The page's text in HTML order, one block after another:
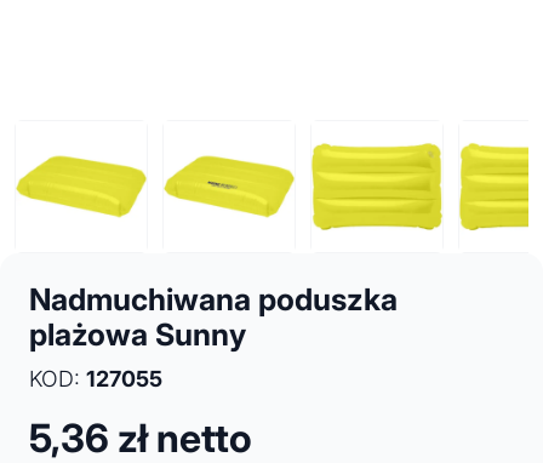
Nadmuchiwana poduszka
plażowa Sunny
KOD: 127055
5,36 zł netto